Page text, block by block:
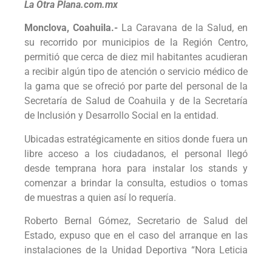
La Otra Plana.com.mx
Monclova, Coahuila.- La Caravana de la Salud, en
su recorrido por municipios de la Región Centro,
permitió que cerca de diez mil habitantes acudieran
a recibir algún tipo de atención o servicio médico de
la gama que se ofreció por parte del personal de la
Secretaría de Salud de Coahuila y de la Secretaría
de Inclusión y Desarrollo Social en la entidad.
Ubicadas estratégicamente en sitios donde fuera un
libre acceso a los ciudadanos, el personal llegó
desde temprana hora para instalar los stands y
comenzar a brindar la consulta, estudios o tomas
de muestras a quien así lo requería.
Roberto Bernal Gómez, Secretario de Salud del
Estado, expuso que en el caso del arranque en las
instalaciones de la Unidad Deportiva “Nora Leticia